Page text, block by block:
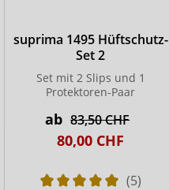
suprima 1495 Hüftschutz-
Set 2
Set mit 2 Slips und 1
Protektoren-Paar
ab 83,50 CHF
80,00 CHF
(5)